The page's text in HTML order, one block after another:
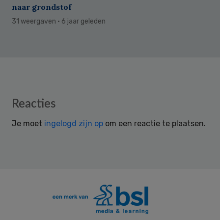
naar grondstof
31 weergaven · 6 jaar geleden
Reader
Reacties
Je moet ingelogd zijn op om een reactie te plaatsen.